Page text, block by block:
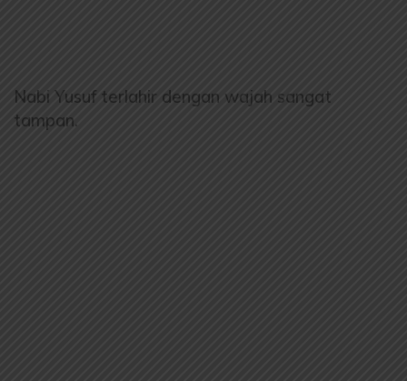
Nabi Yusuf terlahir dengan wajah sangat
tampan.